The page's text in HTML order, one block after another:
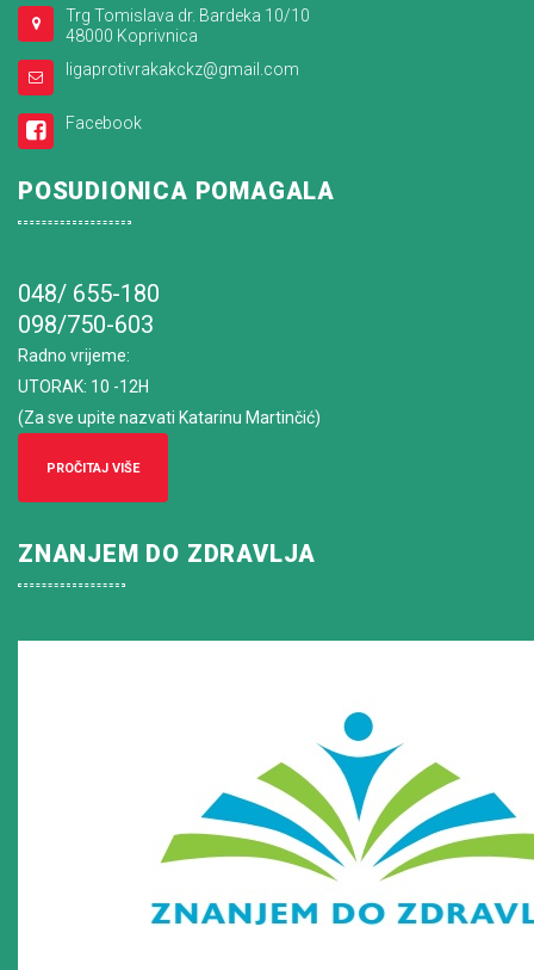
Trg Tomislava dr. Bardeka 10/10
48000 Koprivnica
ligaprotivrakakckz@gmail.com
Facebook
POSUDIONICA POMAGALA
048/ 655-180
098/750-603
Radno vrijeme:
UTORAK: 10 -12H
(Za sve upite nazvati Katarinu Martinčić)
PROČITAJ VIŠE
ZNANJEM DO ZDRAVLJA